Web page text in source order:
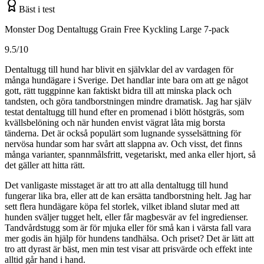
Bäst i test
Monster Dog Dentaltugg Grain Free Kyckling Large 7-pack
9.5/10
Dentaltugg till hund har blivit en självklar del av vardagen för
många hundägare i Sverige. Det handlar inte bara om att ge något
gott, rätt tuggpinne kan faktiskt bidra till att minska plack och
tandsten, och göra tandborstningen mindre dramatisk. Jag har själv
testat dentaltugg till hund efter en promenad i blött höstgräs, som
kvällsbelöning och när hunden envist vägrat låta mig borsta
tänderna. Det är också populärt som lugnande sysselsättning för
nervösa hundar som har svårt att slappna av. Och visst, det finns
många varianter, spannmålsfritt, vegetariskt, med anka eller hjort, så
det gäller att hitta rätt.
Det vanligaste misstaget är att tro att alla dentaltugg till hund
fungerar lika bra, eller att de kan ersätta tandborstning helt. Jag har
sett flera hundägare köpa fel storlek, vilket ibland slutar med att
hunden sväljer tugget helt, eller får magbesvär av fel ingredienser.
Tandvårdstugg som är för mjuka eller för små kan i värsta fall vara
mer godis än hjälp för hundens tandhälsa. Och priset? Det är lätt att
tro att dyrast är bäst, men min test visar att prisvärde och effekt inte
alltid går hand i hand.